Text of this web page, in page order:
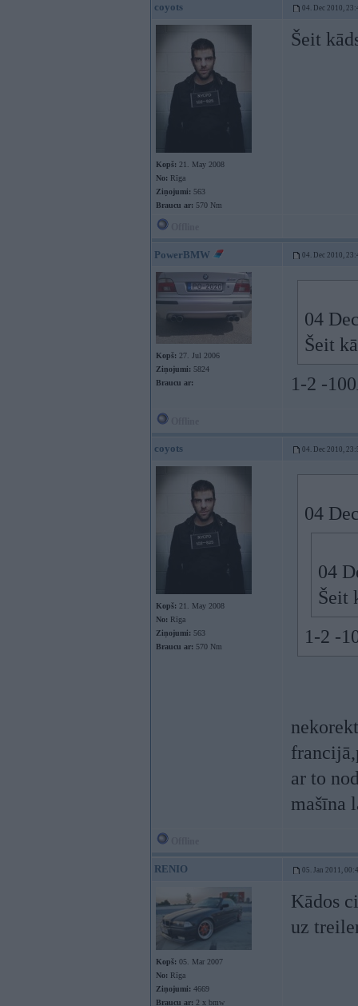
coyots 04. Dec 2010,
Kopš: 21. May 2008
No: Rīga
Ziņojumi: 563
Braucu ar: 570 Nm
Šeit
PowerBMW 04. Dec 2010,
Kopš: 27. Jul 2006
Ziņojumi: 5824
Braucu ar:
04
Šeit
1-2 -
coyots 04. Dec 2010,
Kopš: 21. May 2008
No: Rīga
Ziņojumi: 563
Braucu ar: 570 Nm
04
04
Šeit
1-2 -
ar to
mašīna
RENIO 05. Jan 2011,
Kopš: 05. Mar 2007
No: Rīga
Ziņojumi: 4669
Braucu ar: 2 x bmw
Kādos
uz